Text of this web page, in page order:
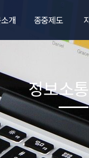
개
렬도
개
재실
종중제도
출산축하금
중학교입학축하금
청소년캠프
종친회각종서식
우
통
사
정보소